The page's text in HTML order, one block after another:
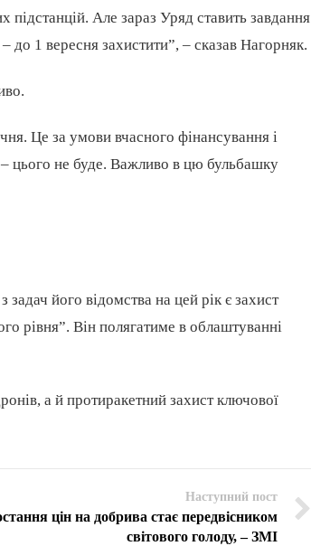
підстанцій. Але зараз Уряд ставить завдання
1 вересня захистити”, – сказав Нагорняк.
Це за умови вчасного фінансування і
цього не буде. Важливо в цю бульбашку
його відомства на цей рік є захист
рівня”. Він полягатиме в облаштуванні
а й протиракетний захист ключової
Наступний пост
цін на добрива стає передвісником
світового голоду, – ЗМІ